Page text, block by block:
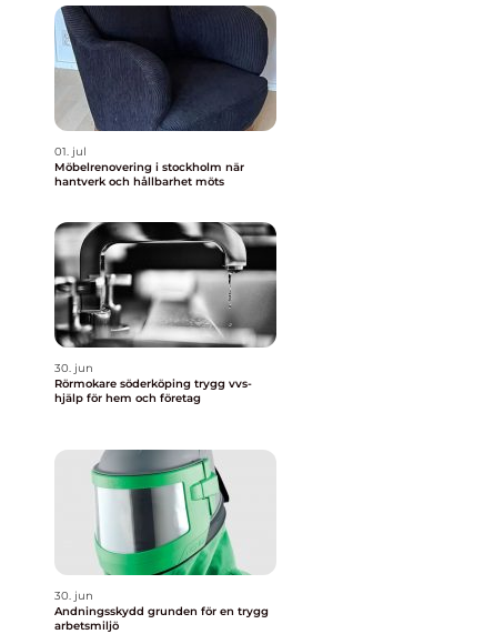
01. jul
Möbelrenovering i stockholm när
hantverk och hållbarhet möts
30. jun
Rörmokare söderköping trygg vvs-
hjälp för hem och företag
30. jun
Andningsskydd grunden för en trygg
arbetsmiljö